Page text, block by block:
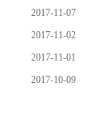
2017-11-07
2017-11-02
2017-11-01
2017-10-09